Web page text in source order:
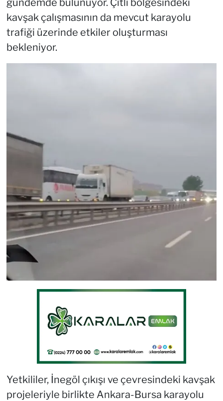
gündemde bulunuyor. Çitli bölgesindeki
kavşak çalışmasının da mevcut karayolu
trafiği üzerinde etkiler oluşturması
bekleniyor.
Yetkililer, İnegöl çıkışı ve çevresindeki kavşak
projeleriyle birlikte Ankara-Bursa karayolu